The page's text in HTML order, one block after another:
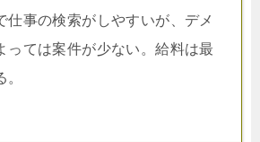
事の検索がしやすいが、デメ
っては案件が少ない。給料は最